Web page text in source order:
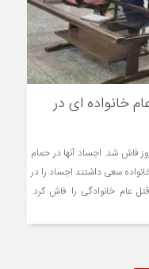
عام خانواده ای در
قتل 3 نفر از اعضای یک خانواده پس از 40 روز فاش شد. اجساد آنها در حمام
سعی داشتند اجساد را در
عام خانوادگی را فاش کرد.